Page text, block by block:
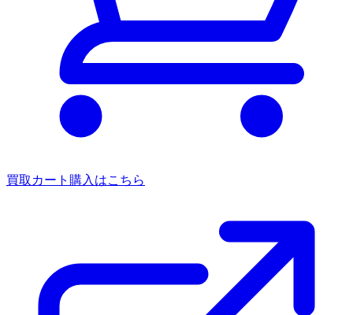
買取カート 購入はこちら